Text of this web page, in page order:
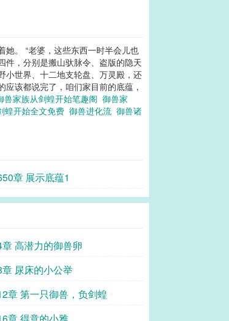
。 “老婆，这些东西一时半会儿也
件，分别是搬山驮脉令、盗版的隐天
小世界、十二地支轮盘、万灵殿，还
该都说完了，咱们家目前的底蕴，
兽家族从剑蝗开始笔趣阁 御兽家
蝗开始全文免费 御兽进化流 御兽诸
章 展示底蕴1
高潜力的御兽卵
尿床的小公举
章 第一只御兽，负剑蝗